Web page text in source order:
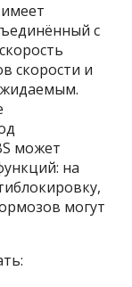
с
скорости и
может
на
могут